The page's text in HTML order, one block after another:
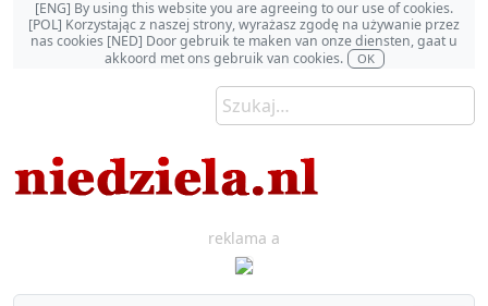
[ENG] By using this website you are agreeing to our use of cookies.
[POL] Korzystając z naszej strony, wyrażasz zgodę na używanie przez
nas cookies [NED] Door gebruik te maken van onze diensten, gaat u
akkoord met ons gebruik van cookies.
OK
reklama a